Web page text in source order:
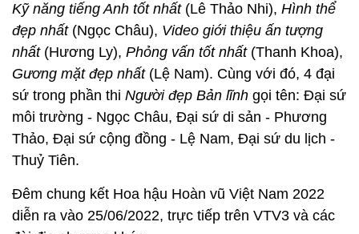
Kỹ năng tiếng Anh tốt nhất (Lê Thảo Nhi), Hình thể
đẹp nhất (Ngọc Châu), Video giới thiệu ấn tượng
nhất (Hương Ly), Phỏng vấn tốt nhất (Thanh Khoa),
Gương mặt đẹp nhất(Lệ Nam). Cùng với đó, 4 đại
sứ trong phần thi Người đẹp Bản lĩnh gọi tên: Đại sứ
môi trường - Ngọc Châu, Đại sứ di sản - Phương
Thảo, Đại sứ cộng đồng - Lệ Nam, Đại sứ du lịch -
Thuỷ Tiên.
Đêm chung kết Hoa hậu Hoàn vũ Việt Nam 2022
diễn ra vào 25/06/2022, trực tiếp trên VTV3 và các